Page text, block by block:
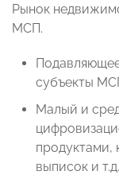
Рынок
МСП.
субъекты
Малый и
продуктами,
выписок и т.д.